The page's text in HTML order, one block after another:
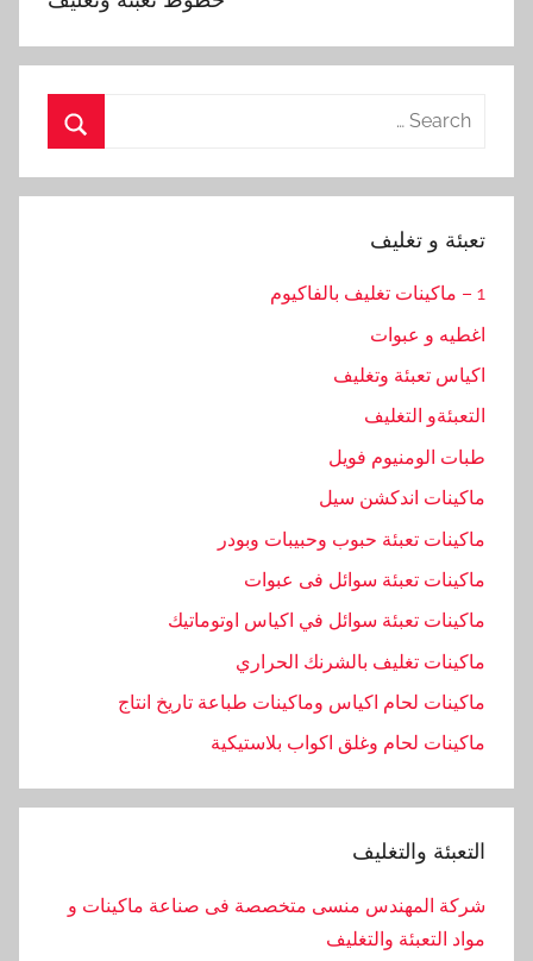
Search
تعبئة و تغليف
1 – ماكينات تغليف بالفاكيوم
اغطيه و عبوات
اكياس تعبئة وتغليف
التعبئةو التغليف
طبات الومنيوم فويل
ماكينات اندكشن سيل
ماكينات تعبئة حبوب وحبيبات وبودر
ماكينات تعبئة سوائل فى عبوات
ماكينات تعبئة سوائل في اكياس اوتوماتيك
ماكينات تغليف بالشرنك الحراري
ماكينات لحام اكياس وماكينات طباعة تاريخ انتاج
ماكينات لحام وغلق اكواب بلاستيكية
التعبئة والتغليف
شركة المهندس منسى متخصصة فى صناعة ماكينات و
مواد التعبئة والتغليف